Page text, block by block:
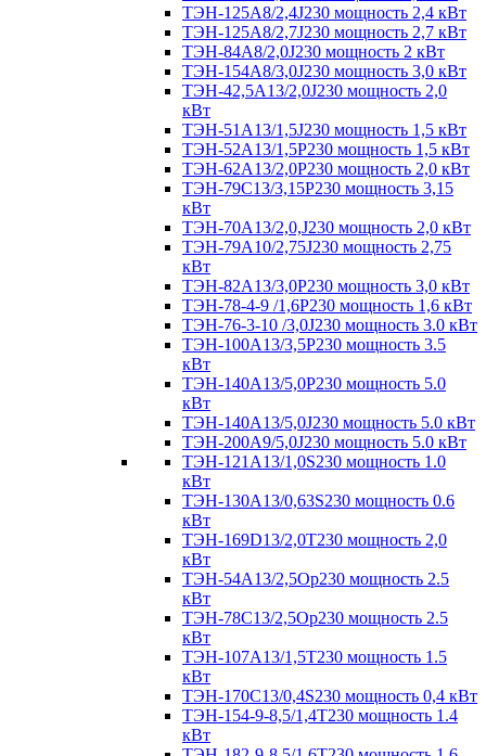
ТЭН-125А8/2,4J230 мощность 2,4 кВт
ТЭН-125А8/2,7J230 мощность 2,7 кВт
ТЭН-84А8/2,0J230 мощность 2 кВт
ТЭН-154А8/3,0J230 мощность 3,0 кВт
ТЭН-42,5А13/2,0J230 мощность 2,0
кВт
ТЭН-51А13/1,5J230 мощность 1,5 кВт
ТЭН-52А13/1,5Р230 мощность 1,5 кВт
ТЭН-62А13/2,0Р230 мощность 2,0 кВт
ТЭН-79С13/3,15Р230 мощность 3,15
кВт
ТЭН-70А13/2,0,J230 мощность 2,0 кВт
ТЭН-79А10/2,75J230 мощность 2,75
кВт
ТЭН-82А13/3,0Р230 мощность 3,0 кВт
ТЭН-78-4-9 /1,6P230 мощность 1,6 кВт
ТЭН-76-3-10 /3,0J230 мощность 3.0 кВт
ТЭН-100А13/3,5Р230 мощность 3.5
кВт
ТЭН-140А13/5,0Р230 мощность 5.0
кВт
ТЭН-140А13/5,0J230 мощность 5.0 кВт
ТЭН-200А9/5,0J230 мощность 5.0 кВт
ТЭН-121А13/1,0S230 мощность 1.0
кВт
ТЭН-130А13/0,63S230 мощность 0.6
кВт
ТЭН-169D13/2,0T230 мощность 2,0
кВт
ТЭН-54А13/2,5Ор230 мощность 2.5
кВт
ТЭН-78С13/2,5Ор230 мощность 2.5
кВт
ТЭН-107А13/1,5Т230 мощность 1.5
кВт
ТЭН-170C13/0,4S230 мощность 0,4 кВт
ТЭН-154-9-8,5/1,4Т230 мощность 1.4
кВт